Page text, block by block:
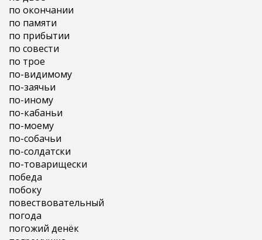
по окончании
по памяти
по прибытии
по совести
по трое
по-видимому
по-заячьи
по-иному
по-кабаньи
по-моему
по-собачьи
по-солдатски
по-товарищески
победа
побоку
повествовательный
погода
погожий денёк